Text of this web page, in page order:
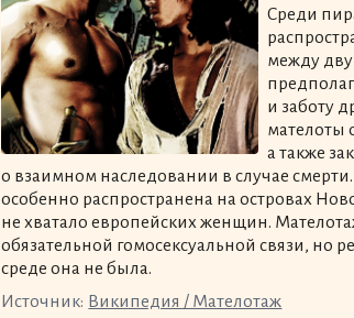
Среди
между
и заботу
мателоты
а также
о взаимном наследовании в случае
особенно распространена на островах
не хватало европейских женщин.
обязательной гомосексуальной связи, но
среде она не была.
Источник: Википедия / Мателотаж